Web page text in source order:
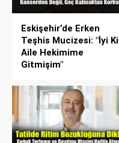
Eskişehir’de Erken
Teşhis Mucizesi: "İyi Ki
Aile Hekimime
Gitmişim"